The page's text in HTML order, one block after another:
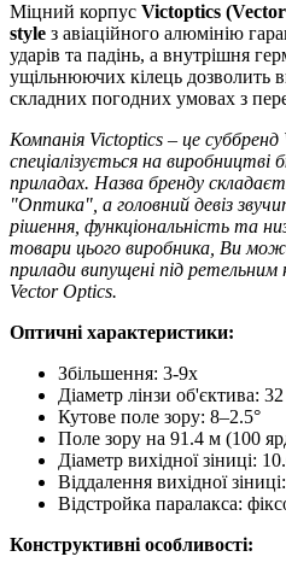
Міцний корпус Victoptics
style з авіаційного алюмінію
ударів та падінь, а внутрішня
ущільнюючих кілець дозволить
складних погодних умовах з
Компанія Victoptics – це
спеціалізується на
приладах. Назва бренду
"Оптика", а головний девіз
рішення, функціональність та
товари цього виробника, Ви
прилади випущені під ретельним
Vector Optics.
Оптичні характеристики:
Збільшення: 3-9x
Діаметр лінзи об'єктива:
Кутове поле зору: 8–2.5°
Поле зору на 91.4 м (100
Діаметр вихідної зіниці:
Віддалення вихідної
Відстройка паралакса:
Конструктивні особливості: